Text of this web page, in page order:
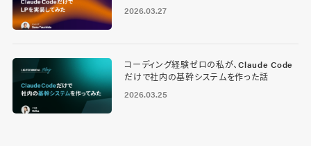
2026.03.27
コーディング経験ゼロの私が、Claude Code
だけで社内の基幹システムを作った話
2026.03.25